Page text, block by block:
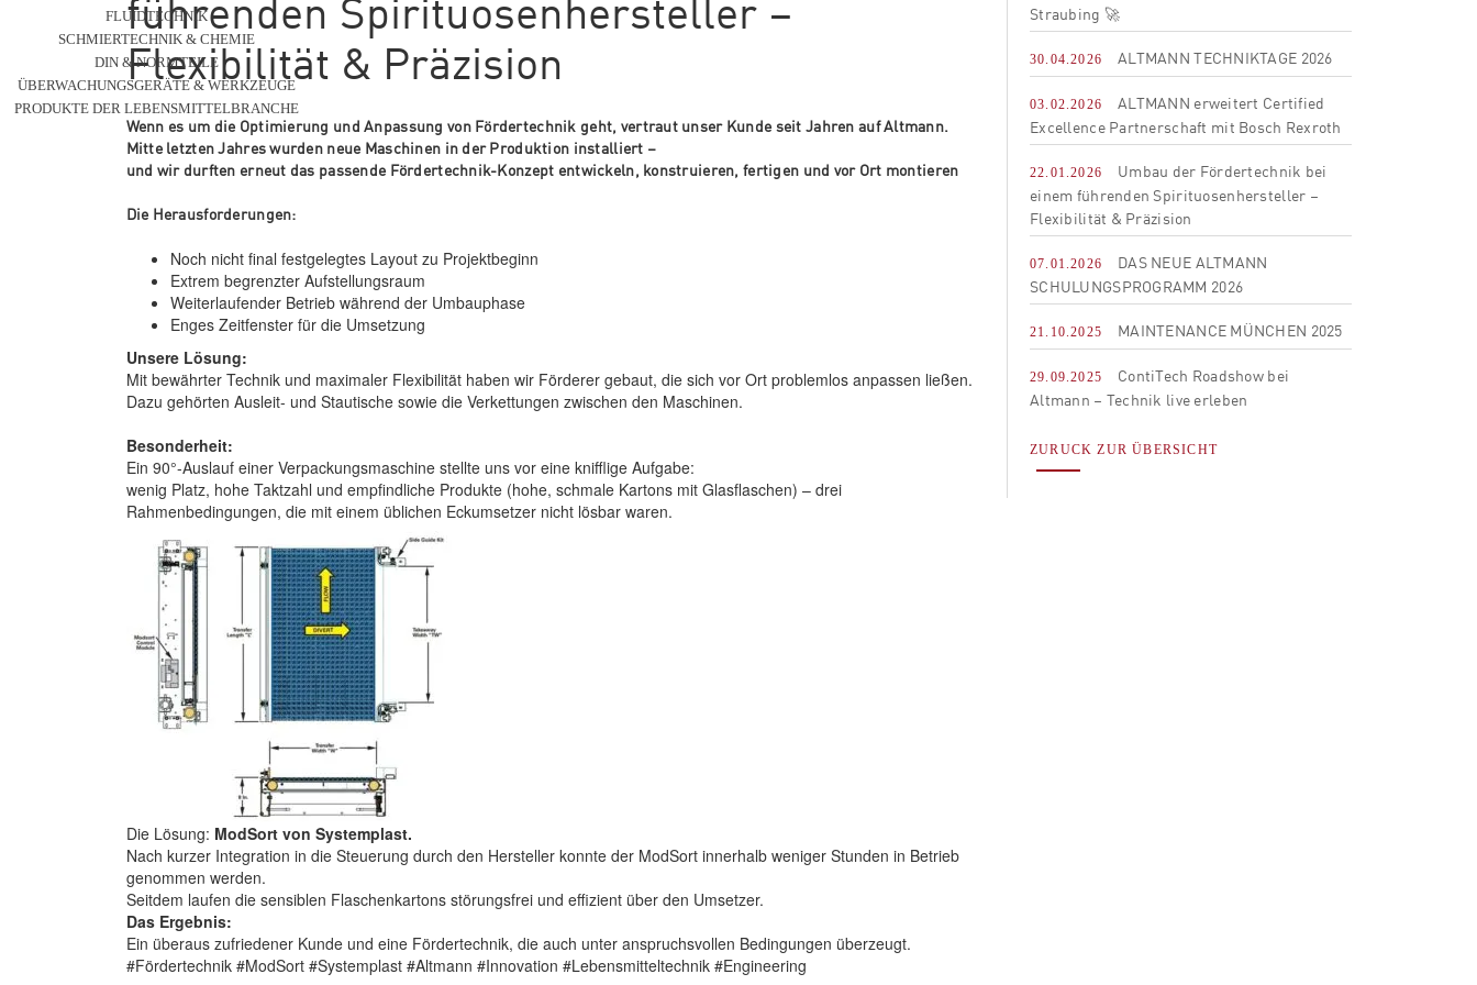
FLUIDTECHNIK
SCHMIERTECHNIK & CHEMIE
DIN & NORMTEILE
ÜBERWACHUNGSGERÄTE & WERKZEUGE
PRODUKTE DER LEBENSMITTELBRANCHE
führenden Spirituosenhersteller –
Flexibilität & Präzision
Wenn es um die Optimierung und Anpassung von Fördertechnik geht, vertraut unser Kunde seit Jahren auf Altmann.
Mitte letzten Jahres wurden neue Maschinen in der Produktion installiert –
und wir durften erneut das passende Fördertechnik-Konzept entwickeln, konstruieren, fertigen und vor Ort montieren
Die Herausforderungen:
Noch nicht final festgelegtes Layout zu Projektbeginn
Extrem begrenzter Aufstellungsraum
Weiterlaufender Betrieb während der Umbauphase
Enges Zeitfenster für die Umsetzung
Unsere Lösung:
Mit bewährter Technik und maximaler Flexibilität haben wir Förderer gebaut, die sich vor Ort problemlos anpassen ließen.
Dazu gehörten Ausleit- und Stautische sowie die Verkettungen zwischen den Maschinen.
Besonderheit:
Ein 90°-Auslauf einer Verpackungsmaschine stellte uns vor eine knifflige Aufgabe:
wenig Platz, hohe Taktzahl und empfindliche Produkte (hohe, schmale Kartons mit Glasflaschen) – drei
Rahmenbedingungen, die mit einem üblichen Eckumsetzer nicht lösbar waren.
Die Lösung: ModSort von Systemplast.
Nach kurzer Integration in die Steuerung durch den Hersteller konnte der ModSort innerhalb weniger Stunden in Betrieb
genommen werden.
Seitdem laufen die sensiblen Flaschenkartons störungsfrei und effizient über den Umsetzer.
Das Ergebnis:
Ein überaus zufriedener Kunde und eine Fördertechnik, die auch unter anspruchsvollen Bedingungen überzeugt.
#Fördertechnik #ModSort #Systemplast #Altmann #Innovation #Lebensmitteltechnik #Engineering
Straubing 🚀
30.04.2026 ALTMANN TECHNIKTAGE 2026
03.02.2026
ALTMANN erweitert Certified
Excellence Partnerschaft mit Bosch Rexroth
22.01.2026
Umbau der Fördertechnik bei
einem führenden Spirituosenhersteller –
Flexibilität & Präzision
07.01.2026
DAS NEUE ALTMANN
SCHULUNGSPROGRAMM 2026
21.10.2025 MAINTENANCE MÜNCHEN 2025
29.09.2025
ContiTech Roadshow bei
Altmann – Technik live erleben
ZURUCK ZUR ÜBERSICHT